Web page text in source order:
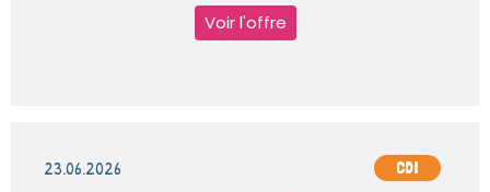
Voir l'offre
23.06.2026 CDI